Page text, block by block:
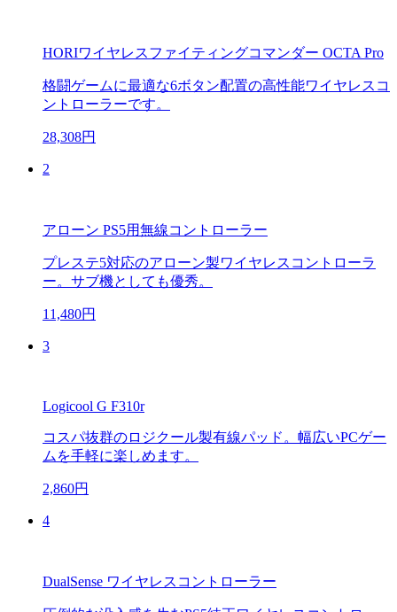
HORIワイヤレスファイティングコマンダー OCTA Pro
格闘ゲームに最適な6ボタン配置の高性能ワイヤレスコ
ントローラーです。
28,308円
2
アローン PS5用無線コントローラー
プレステ5対応のアローン製ワイヤレスコントローラ
ー。サブ機としても優秀。
11,480円
3
Logicool G F310r
コスパ抜群のロジクール製有線パッド。幅広いPCゲー
ムを手軽に楽しめます。
2,860円
4
DualSense ワイヤレスコントローラー